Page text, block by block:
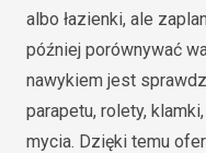
albo łazienki, ale
później porównywać
nawykiem jest
parapetu, rolety,
mycia. Dzięki temu